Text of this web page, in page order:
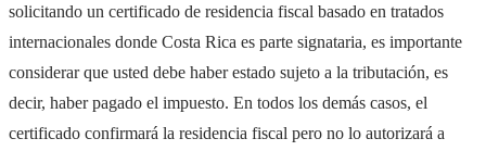
solicitando un certificado de residencia fiscal basado en tratados
internacionales donde Costa Rica es parte signataria, es importante
considerar que usted debe haber estado sujeto a la tributación, es
decir, haber pagado el impuesto. En todos los demás casos, el
certificado confirmará la residencia fiscal pero no lo autorizará a